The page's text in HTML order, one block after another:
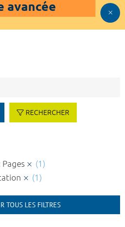
avancée
RECHERCHER
(1)
(1)
TOUS LES FILTRES